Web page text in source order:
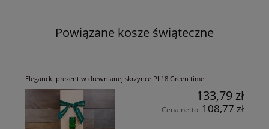
Powiązane kosze świąteczne
Elegancki prezent w drewnianej skrzynce PL18 Green time
133,79 zł
Cena netto: 108,77 zł